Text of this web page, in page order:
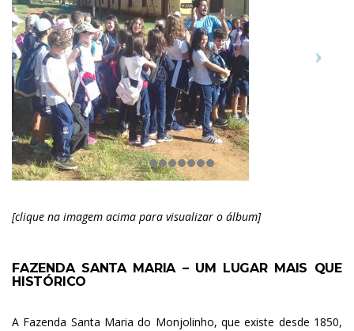
[clique na imagem acima para visualizar o álbum]
FAZENDA SANTA MARIA – UM LUGAR MAIS QUE
HISTÓRICO
A Fazenda Santa Maria do Monjolinho, que existe desde 1850,